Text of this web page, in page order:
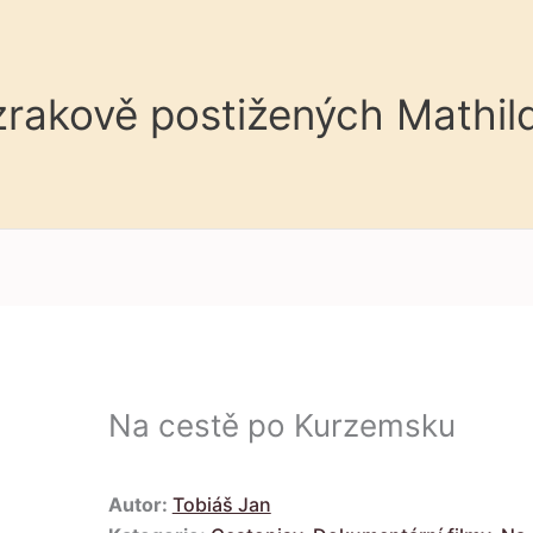
postižených
Na cestě po Kurzemsku
Autor: Tobiáš Jan